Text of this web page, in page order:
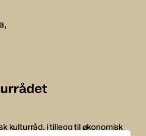
kulturråd, i tillegg til økonomisk